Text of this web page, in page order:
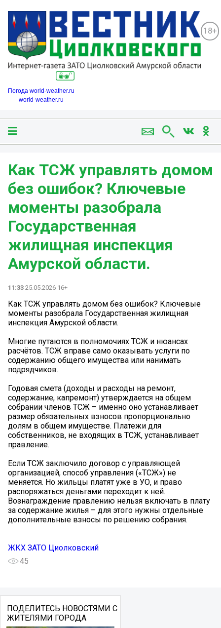
18+
Погода world-weather.ru
world-weather.ru
Как ТСЖ управлять домом
без ошибок? Ключевые
моменты разобрала
Государственная
жилищная инспекция
Амурской области.
11:33 25.05.2026 16+
Как ТСЖ управлять домом без ошибок? Ключевые
моменты разобрала Государственная жилищная
инспекция Амурской области.
Многие путаются в полномочиях ТСЖ и нюансах
расчётов. ТСЖ вправе само оказывать услуги по
содержанию общего имущества или нанимать
подрядчиков.
Годовая смета (доходы и расходы на ремонт,
содержание, капремонт) утверждается на общем
собрании членов ТСЖ – именно оно устанавливает
размер обязательных взносов пропорционально
долям в общем имуществе. Платежи для
собственников, не входящих в ТСЖ, устанавливает
правление.
Если ТСЖ заключило договор с управляющей
организацией, способ управления («ТСЖ») не
меняется. Но жильцы платят уже в УО, и право
распоряжаться деньгами переходит к ней.
Вознаграждение правлению нельзя включать в плату
за содержание жилья – для этого нужны отдельные
дополнительные взносы по решению собрания.
ЖКХ ЗАТО Циолковский
45
ПОДЕЛИТЕСЬ НОВОСТЯМИ С
ЖИТЕЛЯМИ ГОРОДА